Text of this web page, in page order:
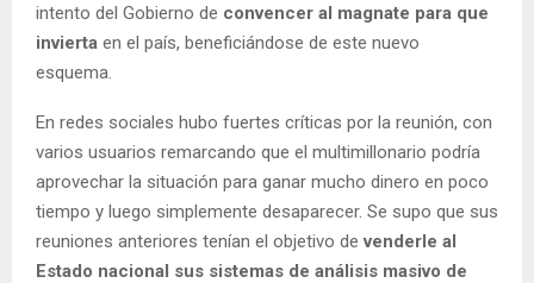
intento del Gobierno de convencer al magnate para que
invierta en el país, beneficiándose de este nuevo
esquema.
En redes sociales hubo fuertes críticas por la reunión, con
varios usuarios remarcando que el multimillonario podría
aprovechar la situación para ganar mucho dinero en poco
tiempo y luego simplemente desaparecer. Se supo que sus
reuniones anteriores tenían el objetivo devenderle al
Estado nacional sus sistemas de análisis masivo de